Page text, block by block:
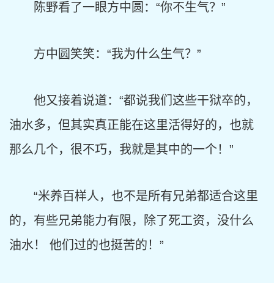
陈野看了一眼方中圆：“你不生气？”
方中圆笑笑：“我为什么生气？”
他又接着说道：“都说我们这些干狱卒的，
油水多，但其实真正能在这里活得好的，也就
那么几个，很不巧，我就是其中的一个！”
“米养百样人，也不是所有兄弟都适合这里
的，有些兄弟能力有限，除了死工资，没什么
油水！ 他们过的也挺苦的！”